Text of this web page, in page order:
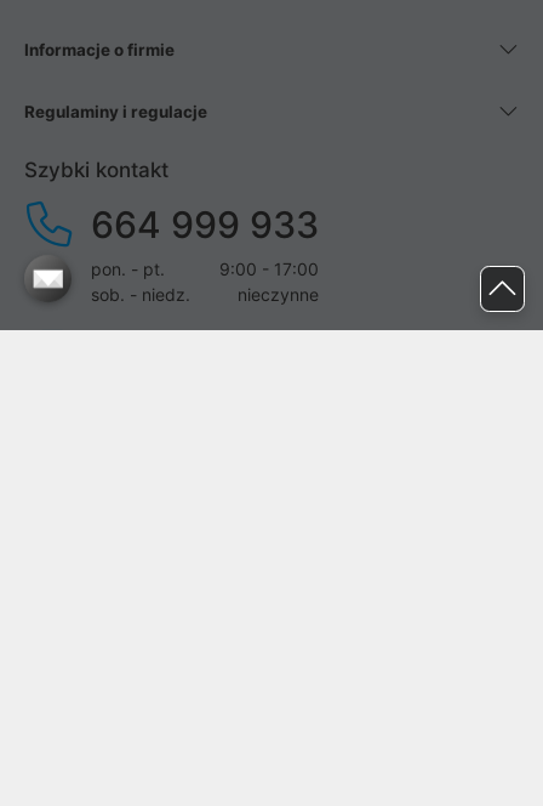
Informacje o firmie
Regulaminy i regulacje
Szybki kontakt
664 999 933
pon. - pt.
9:00 - 17:00
sob. - niedz.
nieczynne